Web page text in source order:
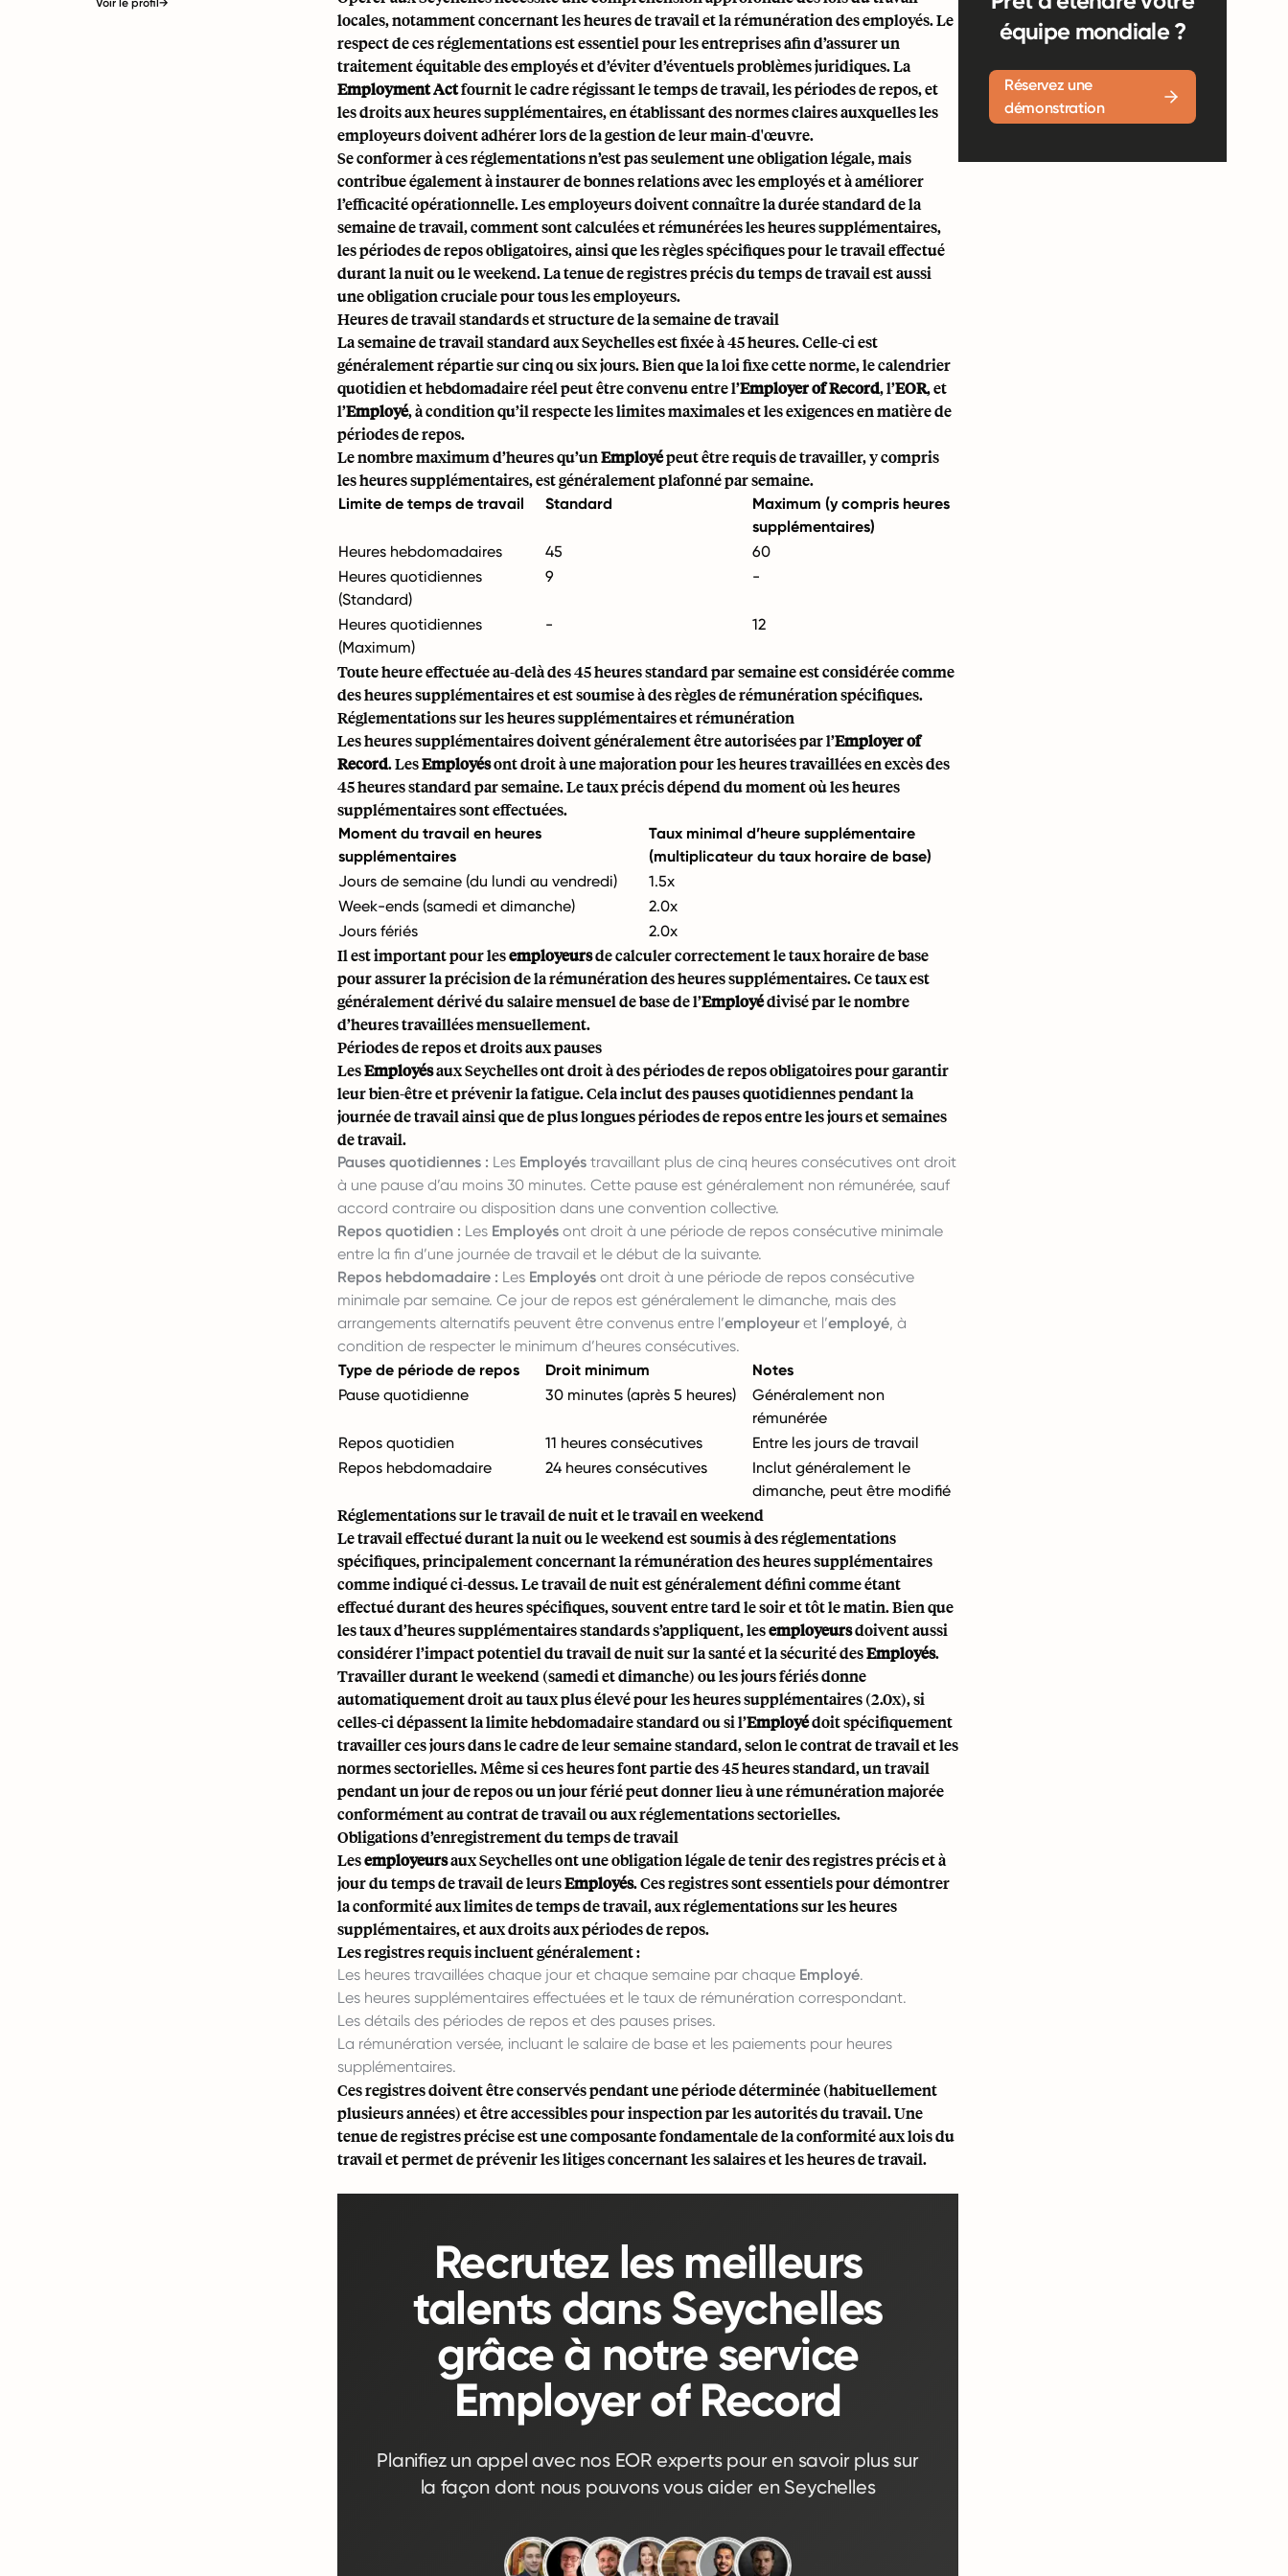
Voir le profil→
locales, notamment concernant les heures de travail et la rémunération des employés. Le
respect de ces réglementations est essentiel pour les entreprises afin d’assurer un
traitement équitable des employés et d’éviter d’éventuels problèmes juridiques. La
Employment Actfournit le cadre régissant le temps de travail, les périodes de repos, et
les droits aux heures supplémentaires, en établissant des normes claires auxquelles les
employeurs doivent adhérer lors de la gestion de leur main-d'œuvre.
Se conformer à ces réglementations n’est pas seulement une obligation légale, mais
contribue également à instaurer de bonnes relations avec les employés et à améliorer
l’efficacité opérationnelle. Les employeurs doivent connaître la durée standard de la
semaine de travail, comment sont calculées et rémunérées les heures supplémentaires,
les périodes de repos obligatoires, ainsi que les règles spécifiques pour le travail effectué
durant la nuit ou le weekend. La tenue de registres précis du temps de travail est aussi
une obligation cruciale pour tous les employeurs.
Heures de travail standards et structure de la semaine de travail
La semaine de travail standard aux Seychelles est fixée à 45 heures. Celle-ci est
généralement répartie sur cinq ou six jours. Bien que la loi fixe cette norme, le calendrier
quotidien et hebdomadaire réel peut être convenu entre l’Employer of Record, l’EOR, et
l’Employé, à condition qu’il respecte les limites maximales et les exigences en matière de
périodes de repos.
Le nombre maximum d’heures qu’unEmployépeut être requis de travailler, y compris
les heures supplémentaires, est généralement plafonné par semaine.
Limite de temps de travail Standard
Maximum (y compris heures
supplémentaires)
Heures hebdomadaires
45
60
Heures quotidiennes
(Standard)
9 -
Heures quotidiennes
(Maximum)
- 12
Toute heure effectuée au-delà des 45 heures standard par semaine est considérée comme
des heures supplémentaires et est soumise à des règles de rémunération spécifiques.
Réglementations sur les heures supplémentaires et rémunération
Les heures supplémentaires doivent généralement être autorisées par l’Employer of
Record. LesEmployésont droit à une majoration pour les heures travaillées en excès des
45 heures standard par semaine. Le taux précis dépend du moment où les heures
supplémentaires sont effectuées.
Moment du travail en heures
supplémentaires
Taux minimal d’heure supplémentaire
(multiplicateur du taux horaire de base)
Jours de semaine (du lundi au vendredi)
1.5x
Week-ends (samedi et dimanche)
2.0x
Jours fériés
2.0x
Il est important pour lesemployeursde calculer correctement le taux horaire de base
pour assurer la précision de la rémunération des heures supplémentaires. Ce taux est
généralement dérivé du salaire mensuel de base de l’Employédivisé par le nombre
d’heures travaillées mensuellement.
Périodes de repos et droits aux pauses
LesEmployésaux Seychelles ont droit à des périodes de repos obligatoires pour garantir
leur bien-être et prévenir la fatigue. Cela inclut des pauses quotidiennes pendant la
journée de travail ainsi que de plus longues périodes de repos entre les jours et semaines
de travail.
Pauses quotidiennes : Les Employés travaillant plus de cinq heures consécutives ont droit
à une pause d’au moins 30 minutes. Cette pause est généralement non rémunérée, sauf
accord contraire ou disposition dans une convention collective.
Repos quotidien : Les Employés ont droit à une période de repos consécutive minimale
entre la fin d’une journée de travail et le début de la suivante.
Repos hebdomadaire : Les Employés ont droit à une période de repos consécutive
minimale par semaine. Ce jour de repos est généralement le dimanche, mais des
arrangements alternatifs peuvent être convenus entre l’employeuret l’employé, à
condition de respecter le minimum d’heures consécutives.
Type de période de repos
Droit minimum
Notes
Pause quotidienne
30 minutes (après 5 heures)
Généralement non
rémunérée
Repos quotidien
11 heures consécutives
Entre les jours de travail
Repos hebdomadaire
24 heures consécutives
Inclut généralement le
dimanche, peut être modifié
Réglementations sur le travail de nuit et le travail en weekend
Le travail effectué durant la nuit ou le weekend est soumis à des réglementations
spécifiques, principalement concernant la rémunération des heures supplémentaires
comme indiqué ci-dessus. Le travail de nuit est généralement défini comme étant
effectué durant des heures spécifiques, souvent entre tard le soir et tôt le matin. Bien que
les taux d’heures supplémentaires standards s’appliquent, lesemployeursdoivent aussi
considérer l’impact potentiel du travail de nuit sur la santé et la sécurité desEmployés.
Travailler durant le weekend (samedi et dimanche) ou les jours fériés donne
automatiquement droit au taux plus élevé pour les heures supplémentaires (2.0x), si
celles-ci dépassent la limite hebdomadaire standard ou si l’Employédoit spécifiquement
travailler ces jours dans le cadre de leur semaine standard, selon le contrat de travail et les
normes sectorielles. Même si ces heures font partie des 45 heures standard, un travail
pendant un jour de repos ou un jour férié peut donner lieu à une rémunération majorée
conformément au contrat de travail ou aux réglementations sectorielles.
Obligations d’enregistrement du temps de travail
Lesemployeursaux Seychelles ont une obligation légale de tenir des registres précis et à
jour du temps de travail de leursEmployés. Ces registres sont essentiels pour démontrer
la conformité aux limites de temps de travail, aux réglementations sur les heures
supplémentaires, et aux droits aux périodes de repos.
Les registres requis incluent généralement :
Les heures travaillées chaque jour et chaque semaine par chaque Employé.
Les heures supplémentaires effectuées et le taux de rémunération correspondant.
Les détails des périodes de repos et des pauses prises.
La rémunération versée, incluant le salaire de base et les paiements pour heures
supplémentaires.
Ces registres doivent être conservés pendant une période déterminée (habituellement
plusieurs années) et être accessibles pour inspection par les autorités du travail. Une
tenue de registres précise est une composante fondamentale de la conformité aux lois du
travail et permet de prévenir les litiges concernant les salaires et les heures de travail.
Recrutez les meilleurs
talents dans Seychelles
grâce à notre service
Employer of Record
Planifiez un appel avec nos EOR experts pour en savoir plus sur
la façon dont nous pouvons vous aider en Seychelles
équipe mondiale ?
Réservez une
démonstration